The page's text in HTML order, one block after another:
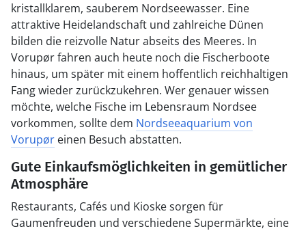
kristallklarem, sauberem Nordseewasser. Eine
attraktive Heidelandschaft und zahlreiche Dünen
bilden die reizvolle Natur abseits des Meeres. In
Vorupør fahren auch heute noch die Fischerboote
hinaus, um später mit einem hoffentlich reichhaltigen
Fang wieder zurückzukehren. Wer genauer wissen
möchte, welche Fische im Lebensraum Nordsee
vorkommen, sollte dem Nordseeaquarium von
Vorupør einen Besuch abstatten.
Gute Einkaufsmöglichkeiten in gemütlicher
Atmosphäre
Restaurants, Cafés und Kioske sorgen für
Gaumenfreuden und verschiedene Supermärkte, eine